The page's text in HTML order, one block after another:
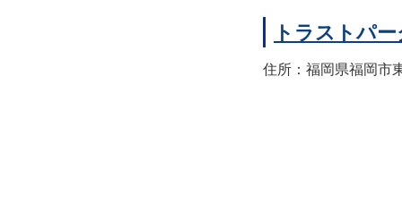
トラストパ
住所：福岡県福岡市